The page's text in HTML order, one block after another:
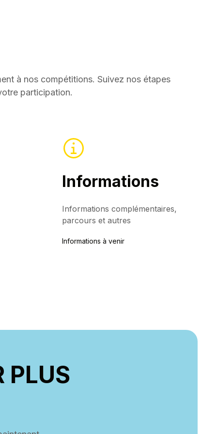
à nos compétitions. Suivez nos étapes
participation.
Informations
Informations complémentaires,
parcours et autres
Informations à venir
PLUS